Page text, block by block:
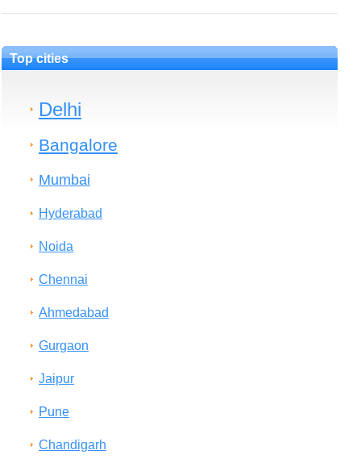
Top cities
Delhi
Bangalore
Mumbai
Hyderabad
Noida
Chennai
Ahmedabad
Gurgaon
Jaipur
Pune
Chandigarh